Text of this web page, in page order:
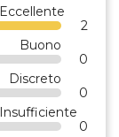
Eccellente
2
Buono
0
Discreto
0
Insufficiente
0